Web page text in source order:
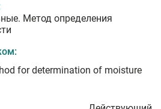
Метод определения
for determination of moisture